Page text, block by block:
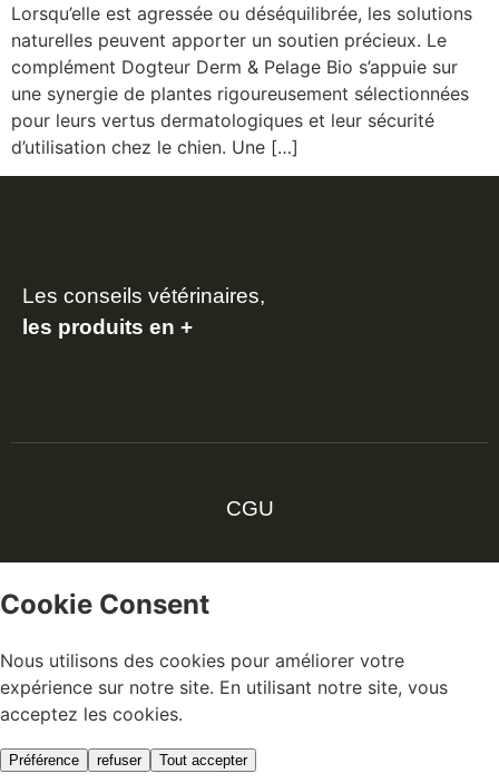
Lorsqu’elle est agressée ou déséquilibrée, les solutions
naturelles peuvent apporter un soutien précieux. Le
complément Dogteur Derm & Pelage Bio s’appuie sur
une synergie de plantes rigoureusement sélectionnées
pour leurs vertus dermatologiques et leur sécurité
d’utilisation chez le chien. Une […]
Les conseils vétérinaires,
les produits en +
CGU